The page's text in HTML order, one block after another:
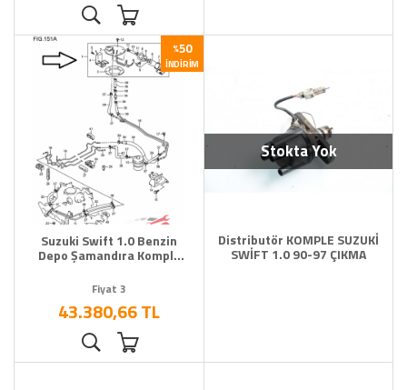
%50
İNDIRIM
Suzuki Swift 1.0 Benzin
Depo Şamandıra Komple
Fiyat 3
43.380,66 TL
Stokta Yok
Distributör KOMPLE SUZUKİ
SWİFT 1.0 90-97 ÇIKMA